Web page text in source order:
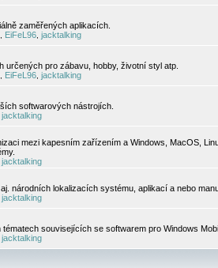
zaměřených aplikacích.
EiFeL96 jacktalking
určených pro zábavu, hobby, životní styl atp.
EiFeL96 jacktalking
softwarových nástrojích.
jacktalking
mezi kapesním zařízením a Windows, MacOS,
jacktalking
národních lokalizacích systému, aplikací a nebo
jacktalking
souvisejících se softwarem pro Windows
jacktalking